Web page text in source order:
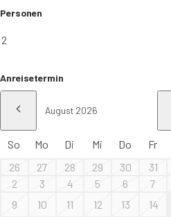
Personen
Anreisetermin
Vorheriger Monat
So Mo Di Mi Do Fr
26
27 28 29 30 31
2
3 4 5 6 7
9
10 11 12 13 14